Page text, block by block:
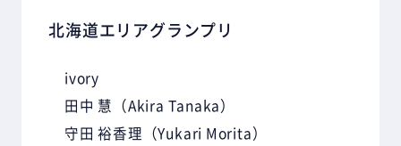
北海道エリアグランプリ
ivory
田中 慧 （Akira Tanaka）
守田 裕香理 （Yukari Morita）